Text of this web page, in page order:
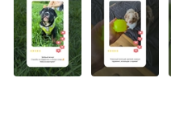
строчки и другое
естественный износ и